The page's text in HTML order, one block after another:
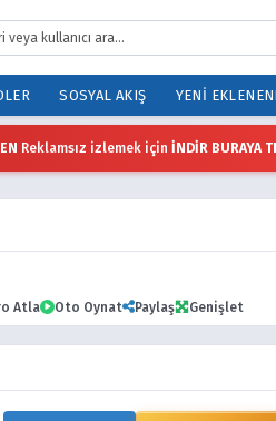
SOSYAL AKIŞ YENI
Reklamsız izlemek için İNDİR BURAYA
Atla Oto Oynat Paylaş Genişlet